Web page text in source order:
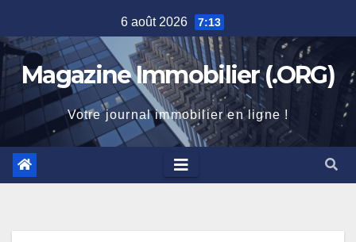
to
content
6 août 2026 7:13
Magazine Immobilier (.ORG)
Votre journal immobilier en ligne !